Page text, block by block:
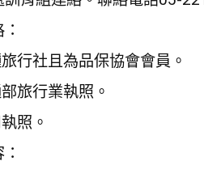
行社且為品保協會會員。
旅行業執照。
照。